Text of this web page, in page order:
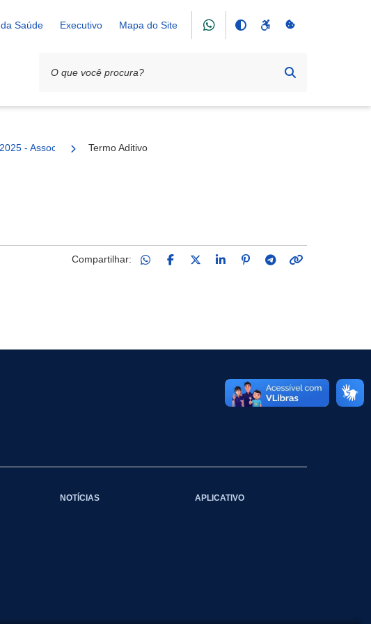
Saúde Executivo Mapa do Site
- Associação dos Produtores do Córrego do Atalho e Vigilatos
Termo Aditivo
Compartilhar:
NOTÍCIAS APLICATIVO